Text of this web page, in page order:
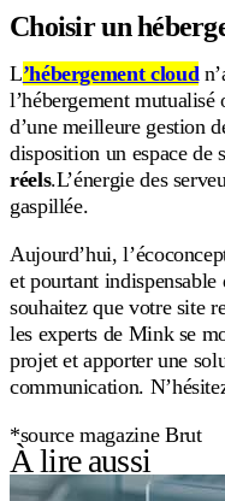
Choisir un
L’hébergement cloud
l’hébergement
d’une meilleure gestion
disposition un espace de
réels.L’énergie des
gaspillée.
Aujourd’hui,
et pourtant
souhaitez que votre site
les experts de Mink se
projet et apporter une
communication.
*source magazine Brut
À lire aussi